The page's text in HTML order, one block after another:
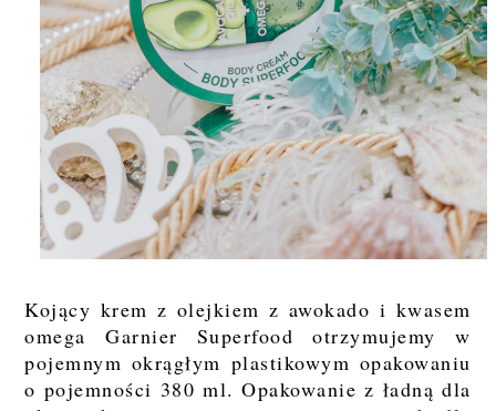
Kojący krem z olejkiem z awokado i kwasem
omega Garnier Superfood otrzymujemy w
pojemnym okrągłym plastikowym opakowaniu
o pojemności 380 ml. Opakowanie z ładną dla